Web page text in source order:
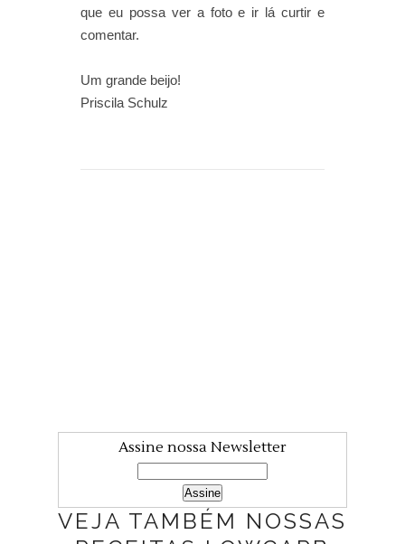
que eu possa ver a foto e ir lá curtir e
comentar.
Um grande beijo!
Priscila Schulz
Assine nossa Newsletter
VEJA TAMBÉM NOSSAS